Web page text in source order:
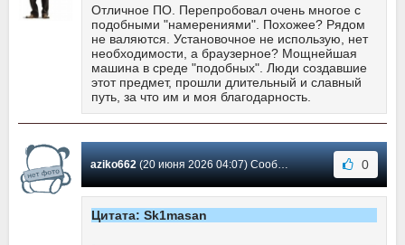
Отличное ПО. Перепробовал очень многое с
подобными "намерениями". Похожее? Рядом
не валяются. Установочное не использую, нет
необходимости, а браузерное? Мощнейшая
машина в среде "подобных". Люди создавшие
этот предмет, прошли длительный и славный
путь, за что им и моя благодарность.
aziko662(20 июня 2026 04:07) Сообщение #4136 0
Цитата: Sk1masan